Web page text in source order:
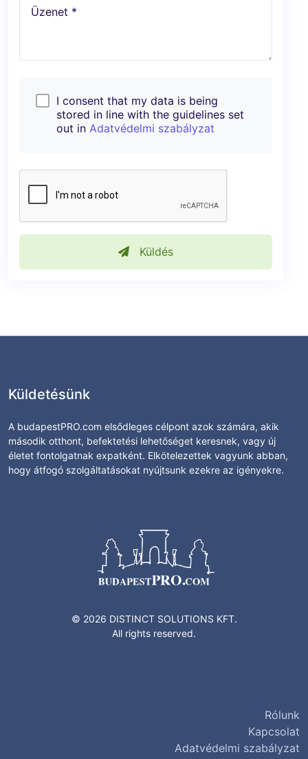
Üzenet *
I consent that my data is being
stored in line with the guidelines set
out in Adatvédelmi szabályzat
Küldés
Küldetésünk
A budapestPRO.com elsődleges célpont azok számára, akik
második otthont, befektetési lehetőséget keresnek, vagy új
életet fontolgatnak expatként. Elkötelezettek vagyunk abban,
hogy átfogó szolgáltatásokat nyújtsunk ezekre az igényekre.
© 2026 DISTINCT SOLUTIONS KFT.
All rights reserved.
Rólunk
Kapcsolat
Adatvédelmi szabályzat